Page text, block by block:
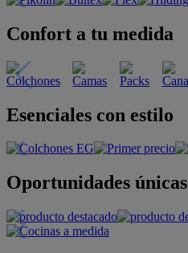
Confort a tu medida
Esenciales con estilo
Oportunidades únicas